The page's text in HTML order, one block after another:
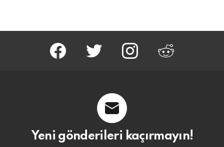
facebook twitter instagram reddit
Yeni gönderileri kaçırmayın!